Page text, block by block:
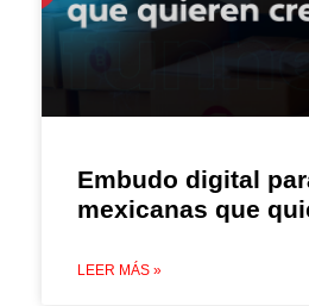
Embudo digital
mexicanas que
LEER MÁS »